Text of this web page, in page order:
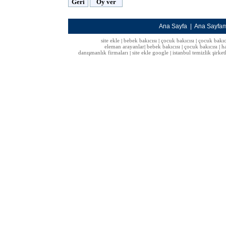
Ana Sayfa Ana
site ekle| bebek bakıcısı| çocuk bakıcısı| çocuk
eleman arayanlar bebek bakıcısı çocuk bakıcısı
danışmanlık firmaları
site ekle google istanbul temizlik